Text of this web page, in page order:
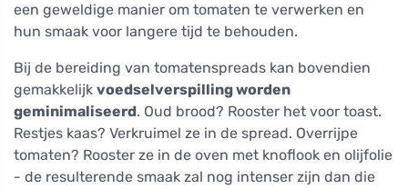
een geweldige manier om tomaten te verwerken en
hun smaak voor langere tijd te behouden.
Bij de bereiding van tomatenspreads kan bovendien
gemakkelijk voedselverspilling worden
geminimaliseerd. Oud brood? Rooster het voor toast.
Restjes kaas? Verkruimel ze in de spread. Overrijpe
tomaten? Rooster ze in de oven met knoflook en olijfolie
- de resulterende smaak zal nog intenser zijn dan die